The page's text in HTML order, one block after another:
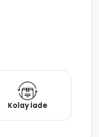
Kolay İade